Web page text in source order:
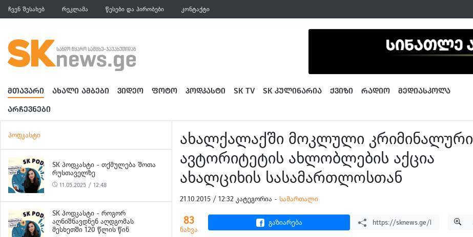
ჩვენ შესახებ რეკლამა წესები და პირობები კონტაქტი
ᲛᲗᲐᲕᲐᲠᲘ ᲐᲮᲐᲚᲘ ᲐᲛᲑᲔᲑᲘ ᲕᲘᲓᲔᲝ ᲤᲝᲢᲝ ᲞᲝᲓᲙᲐᲡᲢᲘ SK TV SK ᲙᲣᲚᲘᲜᲐᲠᲘᲐ ᲥᲕᲘᲖᲘ ᲠᲐᲓᲘᲝ
ᲛᲔᲓᲘᲐᲡᲙᲝᲚᲐ
ᲐᲠᲩᲔᲕᲜᲔᲑᲘ
პოდკასტი
SK ᲞᲝᲓᲙᲐᲡᲢᲘ - ᲗᲥᲛᲣᲚᲔᲑᲐ ᲨᲝᲗᲐ
ᲠᲣᲡᲗᲐᲕᲔᲚᲖᲔ
11.05.2025 / 12:48
SK ᲞᲝᲓᲙᲐᲡᲢᲘ - ᲠᲝᲒᲝᲠ
ᲐᲦᲜᲘᲨᲜᲐᲕᲓᲜᲔᲜ ᲐᲦᲓᲒᲝᲛᲐᲡ
ᲛᲔᲡᲮᲔᲗᲨᲘ 120 ᲬᲚᲘᲡ ᲬᲘᲜ
ახალქალაქში მოკლული კრიმინალური
ავტორიტეტის ახლობლების აქცია
ახალციხის სასამართლოსთან
21.10.2015 / 12:32 კატეგორია - სამართალი
83
ნახვა
გაზიარება